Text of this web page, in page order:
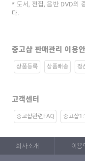
도서, 전집, 음반 DVD의
다.
중고샵 판매관리 이용
상품등록 상품배송 정
고객센터
중고샵관련FAQ 중고샵
회사소개 이용